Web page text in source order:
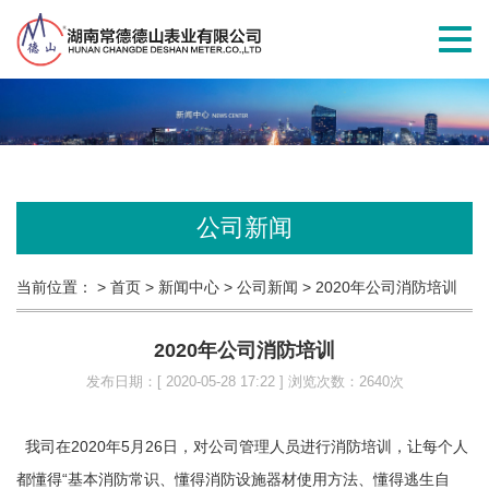
切
导
公司新闻
当前位置： > 首页 > 新闻中心 > 公司新闻 > 2020年公司消防培训
2020年公司消防培训
发布日期：[ 2020-05-28 17:22 ] 浏览次数：2640次
我司在2020年5月26日，对公司管理人员进行消防培训，让每个人
都懂得“基本消防常识、懂得消防设施器材使用方法、懂得逃生自